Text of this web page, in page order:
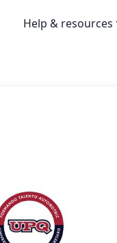
Help & resources